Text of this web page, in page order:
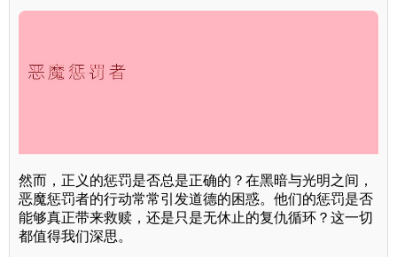
然而，正义的惩罚是否总是正确的？在黑暗与光明之间，
恶魔惩罚者的行动常常引发道德的困惑。他们的惩罚是否
能够真正带来救赎，还是只是无休止的复仇循环？这一切
都值得我们深思。